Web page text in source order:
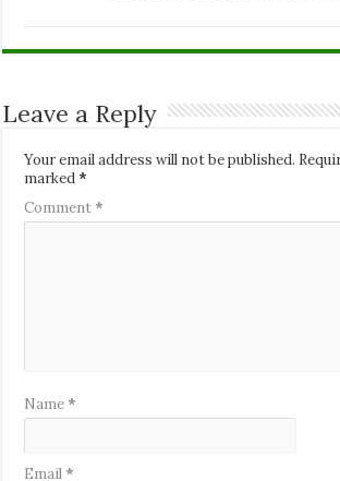
Leave a Reply
Your email address will not be published.
marked *
Comment *
Name *
Email *